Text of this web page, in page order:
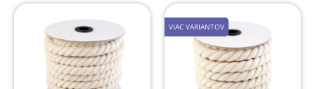
VIAC VARIANTOV